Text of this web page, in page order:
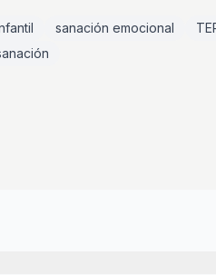
sanación emocional